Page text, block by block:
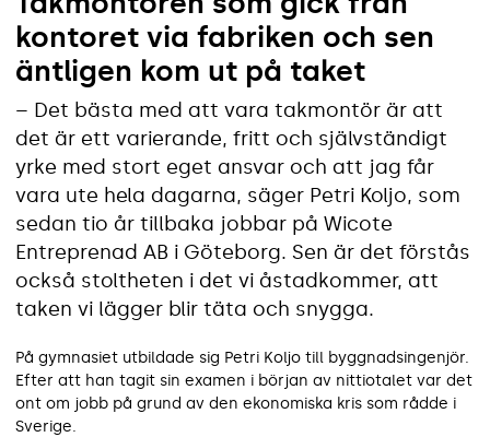
kontoret via fabriken och sen
äntligen kom ut på taket
– Det bästa med att vara takmontör är att
det är ett varierande, fritt och självständigt
yrke med stort eget ansvar och att jag får
vara ute hela dagarna, säger Petri Koljo, som
sedan tio år tillbaka jobbar på Wicote
Entreprenad AB i Göteborg. Sen är det förstås
också stoltheten i det vi åstadkommer, att
taken vi lägger blir täta och snygga.
På gymnasiet utbildade sig Petri Koljo till byggnadsingenjör.
Efter att han tagit sin examen i början av nittiotalet var det
ont om jobb på grund av den ekonomiska kris som rådde i
Sverige.